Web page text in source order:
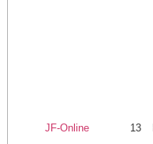
JF-Online 13